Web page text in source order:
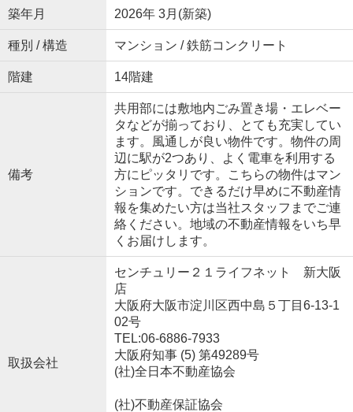
築年月 2026年 3月(新築)
種別 / 構造 マンション / 鉄筋コンクリート
階建 14階建
備考
共用部には敷地内ごみ置き場・エレベー
タなどが揃っており、とても充実してい
ます。風通しが良い物件です。物件の周
辺に駅が2つあり、よく電車を利用する
方にピッタリです。こちらの物件はマン
ションです。できるだけ早めに不動産情
報を集めたい方は当社スタッフまでご連
絡ください。地域の不動産情報をいち早
くお届けします。
取扱会社
センチュリー２１ライフネット 新大阪
店
大阪府大阪市淀川区西中島５丁目6-13-1
02号
TEL:06-6886-7933
大阪府知事 (5) 第49289号
(社)全日本不動産協会
(社)不動産保証協会